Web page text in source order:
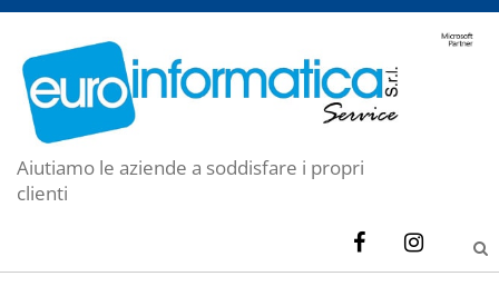
Aiutiamo le aziende a soddisfare i propri
clienti